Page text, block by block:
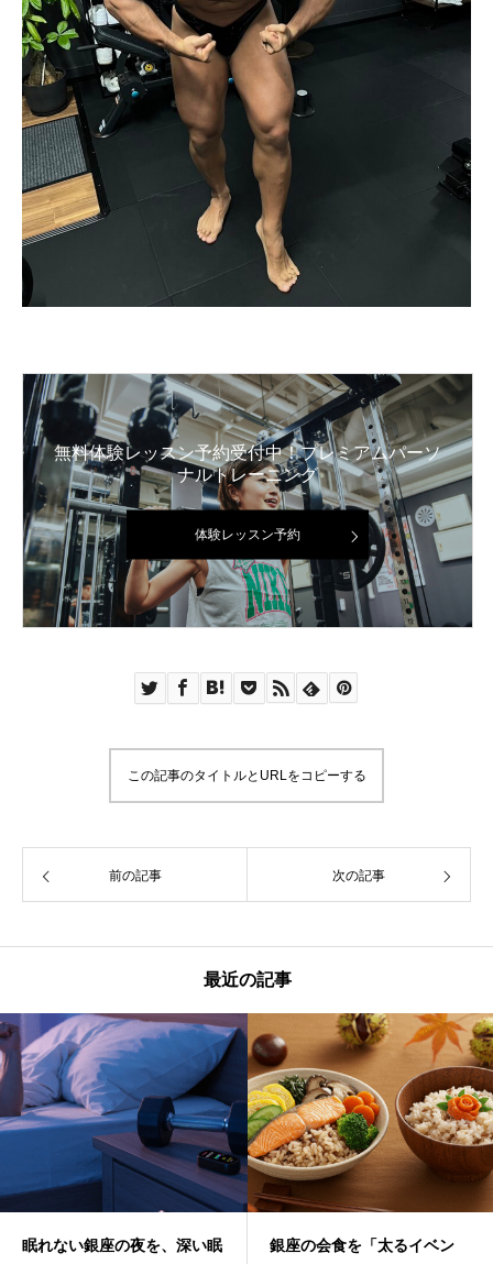
無料体験レッスン予約受付中！プレミアムパーソ
ナルトレーニング
体験レッスン予約
この記事のタイトルとURLをコピーする
前の記事 次の記事
最近の記事
眠れない銀座の夜を、深い眠 銀座の会食を「太るイベン